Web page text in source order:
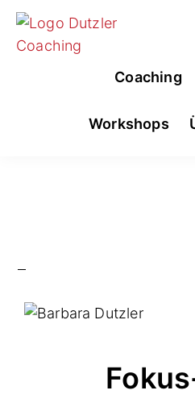
Skip
primary
Skip
main
Coaching
Workshops